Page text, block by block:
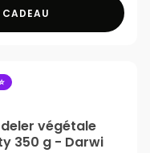
CADEAU
végétale
350 g - Darwi